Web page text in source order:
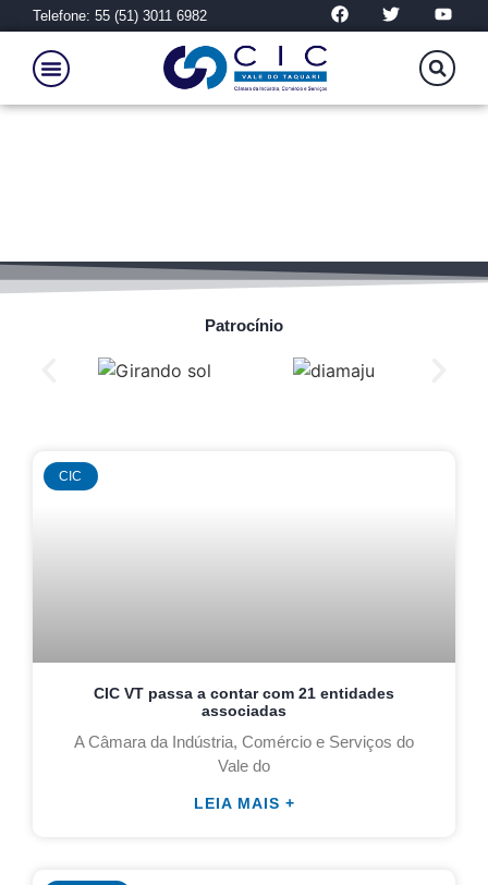
Telefone: 55 (51) 3011 6982
Patrocínio
CIC
CIC VT passa a contar com 21 entidades
associadas
A Câmara da Indústria, Comércio e Serviços do
Vale do
LEIA MAIS +